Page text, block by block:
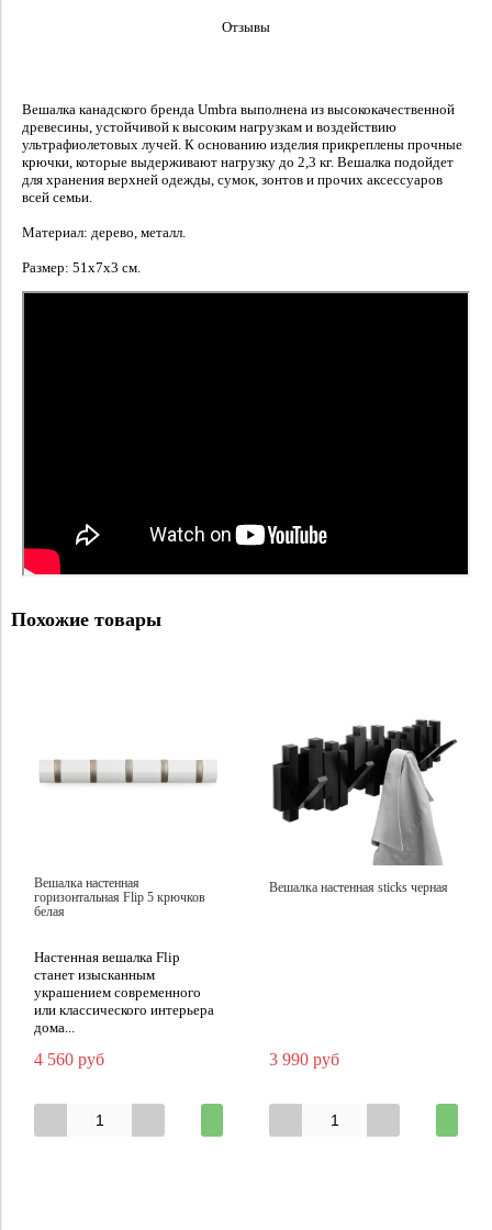
Отзывы
Вешалка канадского бренда Umbra выполнена из высококачественной
древесины, устойчивой к высоким нагрузкам и воздействию
ультрафиолетовых лучей. К основанию изделия прикреплены прочные
крючки, которые выдерживают нагрузку до 2,3 кг. Вешалка подойдет
для хранения верхней одежды, сумок, зонтов и прочих аксессуаров
всей семьи.
Материал: дерево, металл.
Размер: 51х7х3 см.
Похожие товары
Вешалка настенная
горизонтальная Flip 5 крючков
белая
Настенная вешалка Flip
станет изысканным
украшением современного
или классического интерьера
дома...
4 560 руб
Вешалка настенная sticks черная
3 990 руб